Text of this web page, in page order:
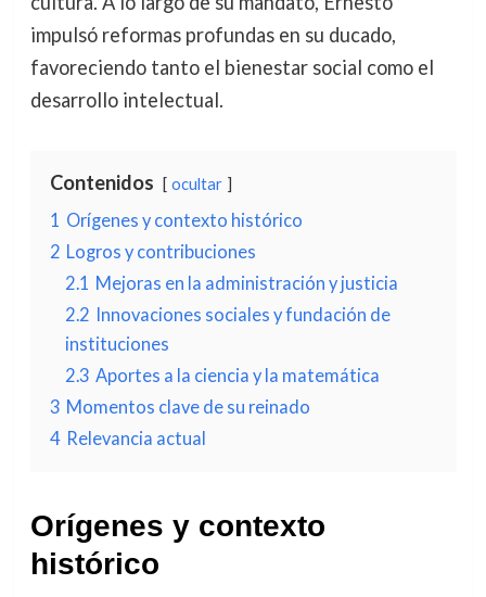
impulsó reformas profundas en su ducado,
favoreciendo tanto el bienestar social como el
desarrollo intelectual.
Contenidos ocultar
1 Orígenes y contexto histórico
2 Logros y contribuciones
2.1 Mejoras en la administración y justicia
2.2 Innovaciones sociales y fundación de
instituciones
2.3 Aportes a la ciencia y la matemática
3 Momentos clave de su reinado
4 Relevancia actual
Orígenes y contexto
histórico